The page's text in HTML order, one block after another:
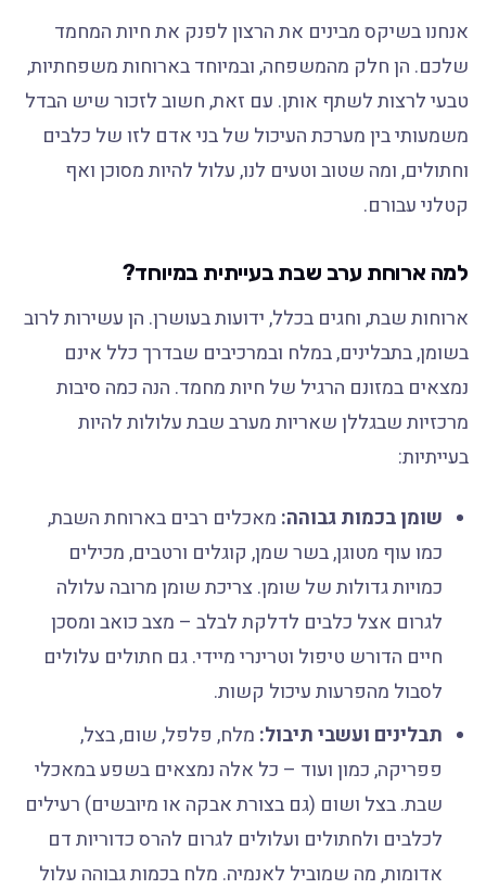
אנחנו בשיקס מבינים את הרצון לפנק את חיות המחמד
שלכם. הן חלק מהמשפחה, ובמיוחד בארוחות משפחתיות,
טבעי לרצות לשתף אותן. עם זאת, חשוב לזכור שיש הבדל
משמעותי בין מערכת העיכול של בני אדם לזו של כלבים
וחתולים, ומה שטוב וטעים לנו, עלול להיות מסוכן ואף
קטלני עבורם.
למה ארוחת ערב שבת בעייתית במיוחד?
ארוחות שבת, וחגים בכלל, ידועות בעושרן. הן עשירות לרוב
בשומן, בתבלינים, במלח ובמרכיבים שבדרך כלל אינם
נמצאים במזונם הרגיל של חיות מחמד. הנה כמה סיבות
מרכזיות שבגללן שאריות מערב שבת עלולות להיות
בעייתיות:
שומן בכמות גבוהה:מאכלים רבים בארוחת השבת,
כמו עוף מטוגן, בשר שמן, קוגלים ורטבים, מכילים
כמויות גדולות של שומן. צריכת שומן מרובה עלולה
לגרום אצל כלבים לדלקת לבלב – מצב כואב ומסכן
חיים הדורש טיפול וטרינרי מיידי. גם חתולים עלולים
לסבול מהפרעות עיכול קשות.
תבלינים ועשבי תיבול:מלח, פלפל, שום, בצל,
פפריקה, כמון ועוד – כל אלה נמצאים בשפע במאכלי
שבת. בצל ושום (גם בצורת אבקה או מיובשים) רעילים
לכלבים ולחתולים ועלולים לגרום להרס כדוריות דם
אדומות, מה שמוביל לאנמיה. מלח בכמות גבוהה עלול